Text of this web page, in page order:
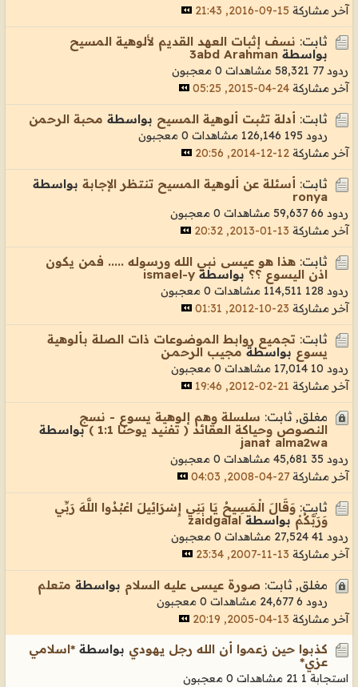
آخر مشاركة 15-09-2016, 21:43
ثابت: نسف إثبات العهد القديم لألوهية المسيح
بواسطة 3abd Arahman
ردود 77 58,321 مشاهدات
0 معجبون
آخر مشاركة 24-04-2015, 05:25
ثابت: أدلة تثبت ألوهية المسيح بواسطة محبة الرحمن
ردود 195 126,146 مشاهدات
0 معجبون
آخر مشاركة 12-12-2014, 20:56
ثابت: أسئلة عن ألوهية المسيح تنتظر الإجابة بواسطة
ronya
ردود 66 59,637 مشاهدات
0 معجبون
آخر مشاركة 13-01-2013, 20:32
ثابت: هذا هو عيسى نبي الله ورسوله ..... فمن يكون
اذن اليسوع ؟؟ بواسطة ismael-y
ردود 128 114,511 مشاهدات
0 معجبون
آخر مشاركة 23-10-2012, 01:31
ثابت: تجميع روابط الموضوعات ذات الصلة بألوهية
يسوع بواسطةمجيب الرحمــن
ردود 10 17,014 مشاهدات
0 معجبون
آخر مشاركة 21-02-2012, 19:46
مغلق, ثابت: سلسلة وهم إلوهية يسوع - نسج
النصوص وحياكة العقائد ( تفنيد يوحنا 1:1 )
بواسطة
janat alma2wa
ردود 35 45,681 مشاهدات
0 معجبون
آخر مشاركة 27-04-2008, 04:03
ثابت: وَقَالَ الْمَسِيحُ يَا بَنِي إِسْرَائِيلَ اعْبُدُوا اللَّهَ رَبِّي
وَرَبَّكُمْ بواسطة zaidgalal
ردود 41 27,524 مشاهدات
0 معجبون
آخر مشاركة 13-11-2007, 23:34
مغلق, ثابت: صورة عيسى عليه السلام بواسطة متعلم
ردود 6 24,677 مشاهدات
0 معجبون
آخر مشاركة 13-04-2005, 20:19
كذبوا حين زعموا أن الله رجل يهودي بواسطة *اسلامي
عزي*
استجابة 1 21 مشاهدات
0 معجبون